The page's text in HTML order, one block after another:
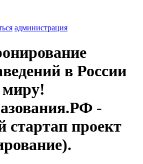
администрация
в России
миру!
-
стартап проект